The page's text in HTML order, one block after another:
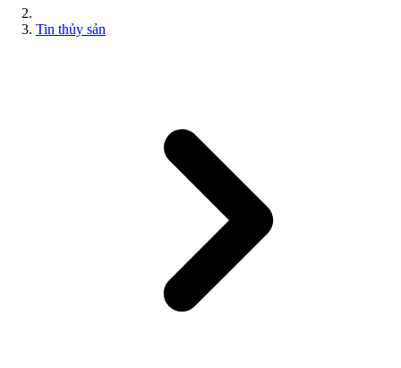
Tin thủy sản